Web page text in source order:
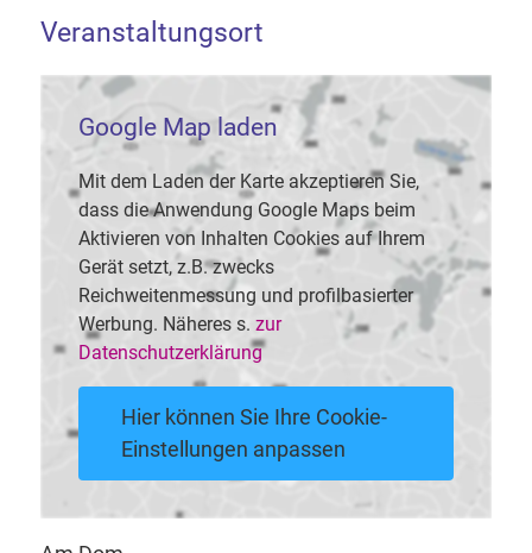
Veranstaltungsort
Google Map laden
Mit dem Laden der Karte akzeptieren Sie,
dass die Anwendung Google Maps beim
Aktivieren von Inhalten Cookies auf Ihrem
Gerät setzt, z.B. zwecks
Reichweitenmessung und profilbasierter
Werbung. Näheres s. zur
Datenschutzerklärung
Hier können Sie Ihre Cookie-
Einstellungen anpassen